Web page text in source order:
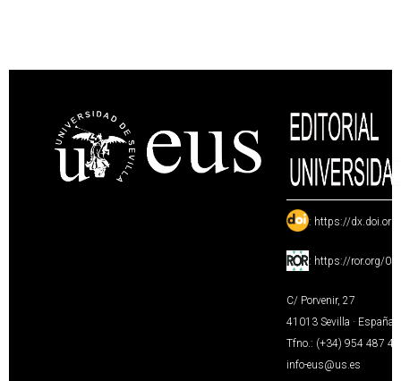
: https://
: https://ror.org/
C/ Porvenir, 27
41013 Sevilla · España
Tfno.: (+34) 954 487
info-eus@us.es